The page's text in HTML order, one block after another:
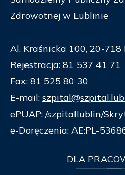
Zdrowotnej w Lublinie
Al. Kraśnicka 100, 20-718
Rejestracja: 81 537 41 71
Fax: 81 525 80 30
E-mail:
ePUAP: /szpitallublin/
e-Doręczenia: AE:PL-
DLA